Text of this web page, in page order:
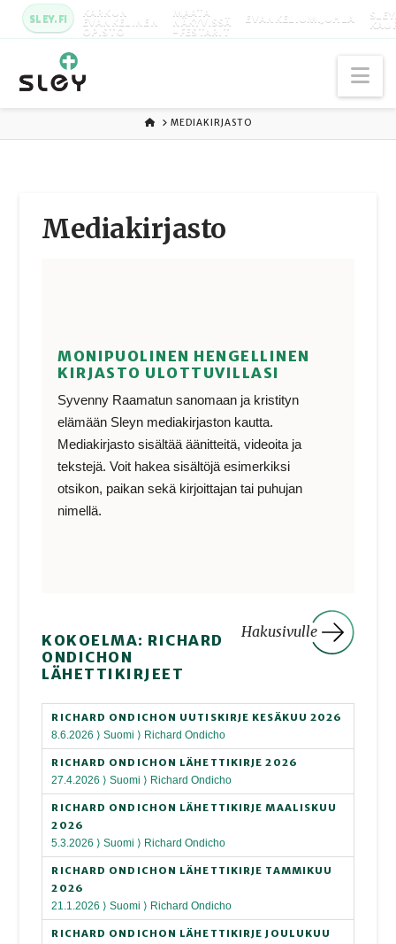
SLEY.FI KARKUN
EVANKELINEN
OPISTO
MAATA
NÄKYVISSÄ
-FESTARIT
EVANKELIUMIJUHLA
ETUSIVU
MEDIAKIRJASTO
Media­kirjasto
MONIPUOLINEN HENGELLINEN
KIRJASTO ULOTTUVILLASI
Syvenny Raamatun sanomaan ja kristityn
elämään Sleyn mediakirjaston kautta.
Mediakirjasto sisältää äänitteitä, videoita ja
tekstejä. Voit hakea sisältöjä esimerkiksi
otsikon, paikan sekä kirjoittajan tai puhujan
nimellä.
Hakusivulle
KOKOELMA: RICHARD
ONDICHON
LÄHETTIKIRJEET
RICHARD ONDICHON UUTISKIRJE KESÄKUU 2026
8.6.2026 ⟩ Suomi ⟩ Richard Ondicho
RICHARD ONDICHON LÄHETTIKIRJE 2026
27.4.2026 ⟩ Suomi ⟩ Richard Ondicho
RICHARD ONDICHON LÄHETTIKIRJE MAALISKUU
2026
5.3.2026 ⟩ Suomi ⟩ Richard Ondicho
RICHARD ONDICHON LÄHETTIKIRJE TAMMIKUU
2026
21.1.2026 ⟩ Suomi ⟩ Richard Ondicho
RICHARD ONDICHON LÄHETTIKIRJE JOULUKUU